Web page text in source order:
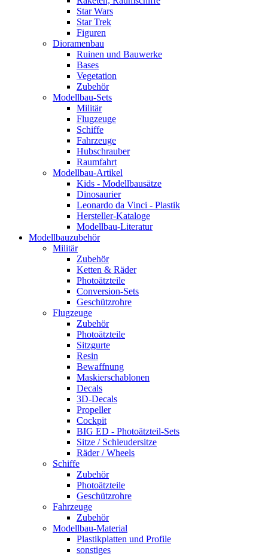
Star Wars
Star Trek
Figuren
Dioramenbau
Ruinen und Bauwerke
Bases
Vegetation
Zubehör
Modellbau-Sets
Militär
Flugzeuge
Schiffe
Fahrzeuge
Hubschrauber
Raumfahrt
Modellbau-Artikel
Kids - Modellbausätze
Dinosaurier
Leonardo da Vinci - Plastik
Hersteller-Kataloge
Modellbau-Literatur
Modellbauzubehör
Militär
Zubehör
Ketten & Räder
Photoätzteile
Conversion-Sets
Geschützrohre
Flugzeuge
Zubehör
Photoätzteile
Sitzgurte
Resin
Bewaffnung
Maskierschablonen
Decals
3D-Decals
Propeller
Cockpit
BIG ED - Photoätzteil-Sets
Sitze / Schleudersitze
Räder / Wheels
Schiffe
Zubehör
Photoätzteile
Geschützrohre
Fahrzeuge
Zubehör
Modellbau-Material
Plastikplatten und Profile
sonstiges